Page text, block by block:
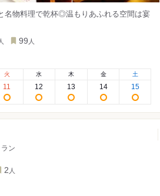
名物料理で乾杯◎温もりあふれる空間は宴
人 99 人
火
11
水
12
木
13
金
14
土
15
ン
2 人